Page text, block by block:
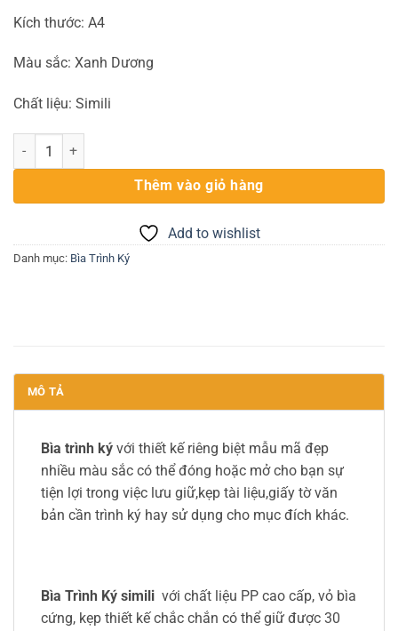
Kích thước: A4
Màu sắc: Xanh Dương
Chất liệu: Simili
Bìa trình ký Đôi Simili A4 HT số lượng
Thêm vào giỏ hàng
Add to wishlist
Danh mục: Bìa Trình Ký
MÔ TẢ
Bìa trình ký với thiết kế riêng biệt mẫu mã đẹp
nhiều màu sắc có thể đóng hoặc mở cho bạn sự
tiện lợi trong việc lưu giữ,kẹp tài liệu,giấy tờ văn
bản cần trình ký hay sử dụng cho mục đích khác.
Bìa Trình Ký simili với chất liệu PP cao cấp, vỏ bìa
cứng, kẹp thiết kế chắc chắn có thể giữ được 30